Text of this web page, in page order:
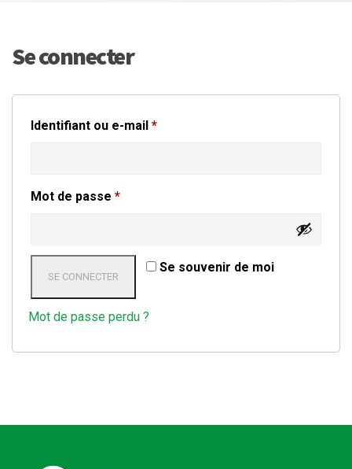
Se connecter
Identifiant ou e-mail *Obligatoire
Mot de passe *Obligatoire
Se souvenir de moi
SE CONNECTER
Mot de passe perdu ?